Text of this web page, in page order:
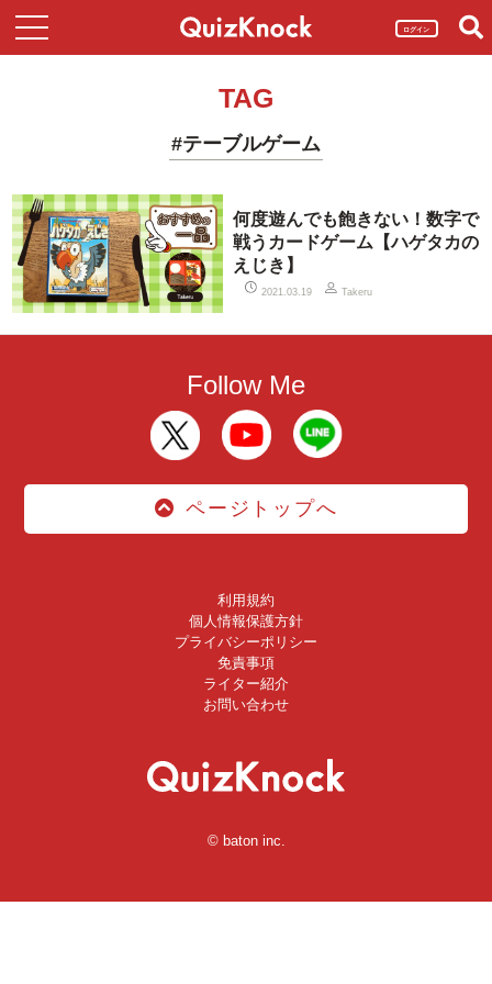
ログイン
TAG
#テーブルゲーム
何度遊んでも飽きない！数字で
戦うカードゲーム【ハゲタカの
えじき】
2021.03.19 Takeru
Follow Me
ページトップへ
利用規約
個人情報保護方針
プライバシーポリシー
免責事項
ライター紹介
お問い合わせ
© baton inc.